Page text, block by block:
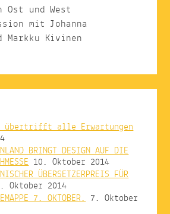
Ost und West
mit Johanna
Markku Kivinen
übertrifft alle Erwartungen
BRINGT DESIGN AUF DIE
10. Oktober 2014
ÜBERSETZERPREIS FÜR
Oktober 2014
7. OKTOBER. 7. Oktober